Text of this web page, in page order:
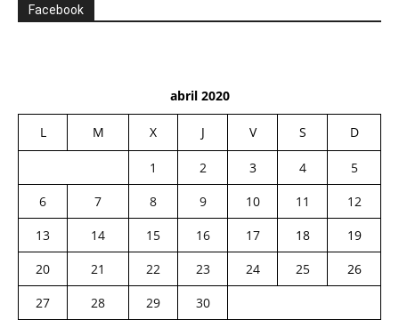
Facebook
abril 2020
L M X J V S D
1 2 3 4
5
6
7 8 9 10 11
12
13
14 15 16 17 18
19
20
21 22 23 24 25
26
27
28 29
30